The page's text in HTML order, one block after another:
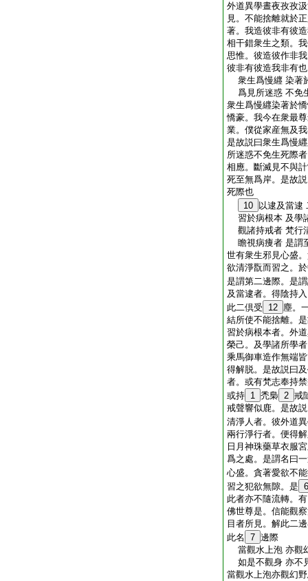
外道異學晝夜孜孜
見。不能捨離就於
著。我造彼非有彼
相干錯衆生之類。
思惟。彼造彼作非
彼非有彼造我非有也
衆生爲慢纒 染著
爲見所迷惑 不免
衆生爲慢纒染著於
憍豪。我今在衆最
業。僕從家産無及
是故説曰衆生爲慢
所迷惑不免生死際
相應。斷滅見不與
死至無爲岸。是故
死際也
10
以逮及當逮
習於病根本 及學
觀諸持戒者 梵行
瞻視病痩者 是謂
世有衆生邪見心盛
欲清淨翫而習之。
是謂第二邊際。是
及當逮者。得陰持
此二倶受
12 塵。
結所使不能捨離。
習於病根本者。外
榮己。及學諸所學
乘馬御車造作無端
得解脱。是故説曰
者。或有梵志奉持
或持 1 禿梟 2 戒
戒聲響似鹿。是故
清淨人者。彼外道
兩行淨行者。便得
日月神珠藥草衣服
爲之處。是謂名曰
心盛。貪著愛欲不
習之犯欲無隙。是 6
此者亦不隨流轉。
佛世尊是。信能觀
目者所見。解此二
此名
7 邊際
當觀水上泡 亦觀
如是不觀身 亦不
當觀水上泡亦觀幻